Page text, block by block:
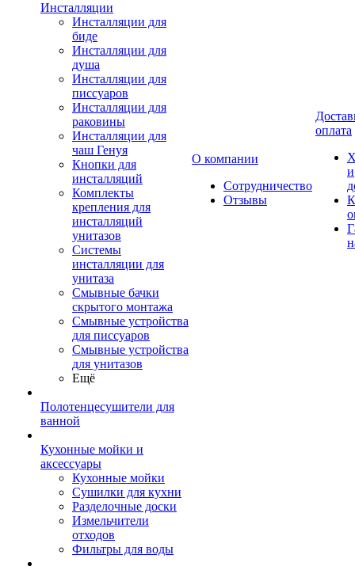
Инсталляции
Инсталляции для
биде
Инсталляции для
душа
Инсталляции для
писсуаров
Инсталляции для
раковины
Инсталляции для
чаш Генуя
Кнопки для
инсталляций
Комплекты
крепления для
инсталляций
унитазов
Системы
инсталляции для
унитаза
Смывные бачки
скрытого монтажа
Смывные устройства
для писсуаров
Смывные устройства
для унитазов
Ещё
Полотенцесушители для
ванной
Кухонные мойки и
аксессуары
Кухонные мойки
Сушилки для кухни
Разделочные доски
Измельчители
отходов
Фильтры для воды
О компании
Сотрудничество
Отзывы
оплата
и